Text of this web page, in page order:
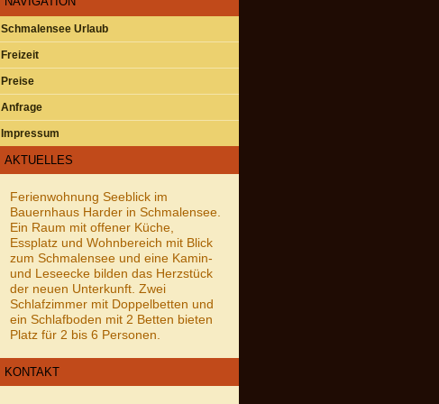
Schmalensee Urlaub
Freizeit
Preise
Anfrage
Impressum
AKTUELLES
Ferienwohnung Seeblick im
Bauernhaus Harder in Schmalensee.
Ein Raum mit offener Küche,
Essplatz und Wohnbereich mit Blick
zum Schmalensee und eine Kamin-
und Leseecke bilden das Herzstück
der neuen Unterkunft. Zwei
Schlafzimmer mit Doppelbetten und
ein Schlafboden mit 2 Betten bieten
Platz für 2 bis 6 Personen.
KONTAKT